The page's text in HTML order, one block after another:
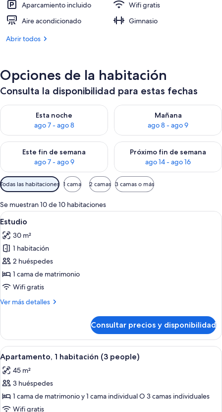
Aparcamiento incluido
Wifi gratis
Aire acondicionado
Gimnasio
Abrir todos
Opciones de la habitación
Consulta la disponibilidad para estas fechas
Esta noche
ago 7 - ago 8
Consulta la disponibilidad para esta noche, ago 7 - ago 8
Mañana
ago 8 - ago 9
Consulta la disponibilidad
Este fin de semana
ago 7 - ago 9
Consulta la disponibilidad para este fin de semana, ago 7 -
Próximo fin de semana
ago 14 - ago 16
Consulta la disponibilidad
Filtros
disponibles
para
las
habitaciones
Todas las habitaciones 1 cama 2 camas 3 camas o más
Se muestran 10 de 10 habitaciones
Abrir
todas
las
fotos
de
Estudio
Una habitación de hotel con cama,
7
Estudio
30 m²
1 habitación
2 huéspedes
1 cama de matrimonio
Wifi gratis
Ver más detalles
Más
Consultar precios y disponibilidad
Abrir
todas
las
fotos
de
Apartamento,
Una habitación de hotel con cama,
6
Apartamento, 1 habitación (3 people)
45 m²
3 huéspedes
1 cama de matrimonio y 1 cama individual O 3 camas individuales
Wifi gratis